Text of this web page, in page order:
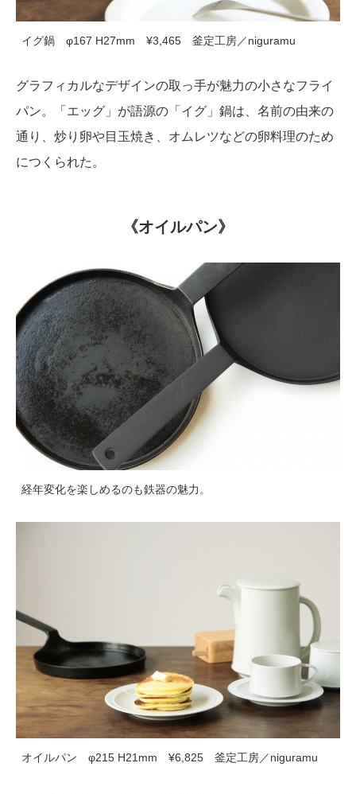
イグ鍋 φ167 H27mm ¥3,465 釜定工房／niguramu
グラフィカルなデザインの取っ手が魅力の小さなフライ
パン。「エッグ」が語源の「イグ」鍋は、名前の由来の
通り、炒り卵や目玉焼き、オムレツなどの卵料理のため
につくられた。
《オイルパン》
経年変化を楽しめるのも鉄器の魅力。
オイルパン φ215 H21mm ¥6,825 釜定工房／niguramu